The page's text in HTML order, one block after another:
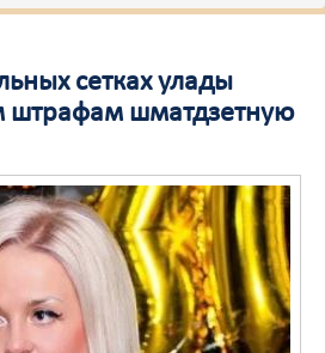
сетках улады
штрафам шматдзетную